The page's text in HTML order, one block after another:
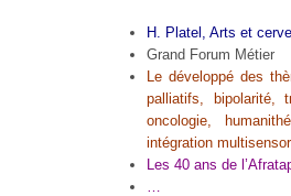
H. Platel, Arts et
Grand Forum Métier
Le développé des
palliatifs, bipolarité,
oncologie,
intégration
Les 40 ans de
…